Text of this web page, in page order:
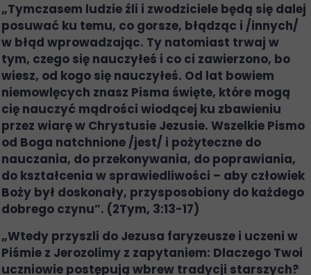
„Tymczasem ludzie źli i zwodziciele będą się dalej
posuwać ku temu, co gorsze, błądząc i /innych/
w błąd wprowadzając. Ty natomiast trwaj w
tym, czego się nauczyłeś i co ci zawierzono, bo
wiesz, od kogo się nauczyłeś. Od lat bowiem
niemowlęcych znasz Pisma święte, które mogą
cię nauczyć mądrości wiodącej ku zbawieniu
przez wiarę w Chrystusie Jezusie. Wszelkie Pismo
od Boga natchnione /jest/ i pożyteczne do
nauczania, do przekonywania, do poprawiania,
do kształcenia w sprawiedliwości – aby człowiek
Boży był doskonały, przysposobiony do każdego
dobrego czynu”. (2Tym, 3:13-17)
„Wtedy przyszli do Jezusa faryzeusze i uczeni w
Piśmie z Jerozolimy z zapytaniem: Dlaczego Twoi
uczniowie postępują wbrew tradycji starszych?